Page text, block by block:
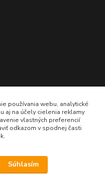
používania webu, analytické
aj na účely cielenia reklamy
vlastných preferencií
odkazom v spodnej časti
Súhlasím